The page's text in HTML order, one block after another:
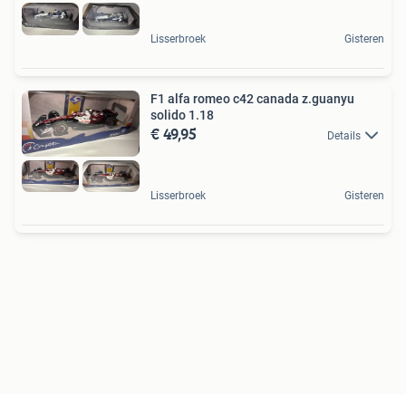
Lisserbroek Gisteren
F1 alfa romeo c42 canada z.guanyu
solido 1.18
€ 49,95 Details
Lisserbroek Gisteren